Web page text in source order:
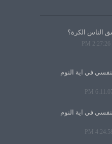
الناس الكرة؟
في آية النوم
في آية النوم